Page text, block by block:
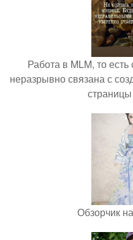
Работа в MLM, то
неразрывно связана с
страницы
Обзорчик